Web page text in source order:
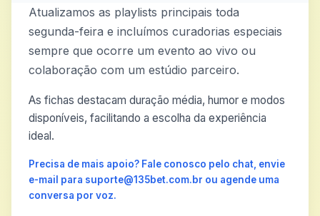
Atualizamos as playlists principais toda
segunda-feira e incluímos curadorias especiais
sempre que ocorre um evento ao vivo ou
colaboração com um estúdio parceiro.
As fichas destacam duração média, humor e modos
disponíveis, facilitando a escolha da experiência
ideal.
Precisa de mais apoio? Fale conosco pelo chat, envie
e-mail para suporte@135bet.com.br ou agende uma
conversa por voz.